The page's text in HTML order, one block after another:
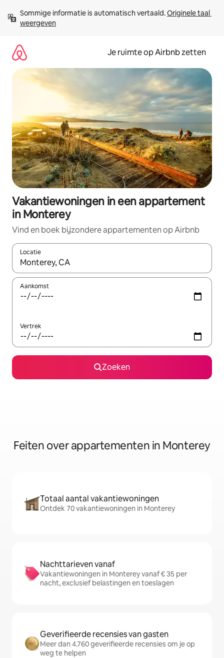
direct
naar
Sommige informatie is automatisch vertaald. Originele taal
weergeven
Je ruimte op Airbnb zetten
Vakantiewoningen in een appartement
in Monterey
Vind en boek bijzondere appartementen op Airbnb
Locatie
Wanneer er suggesties beschikbaar zijn, maak je een keuze
Aankomst
Vertrek
Zoeken
Feiten over appartementen in Monterey
Totaal aantal vakantiewoningen
Ontdek 70 vakantiewoningen in Monterey
Nachttarieven vanaf
Vakantiewoningen in Monterey vanaf € 35 per
nacht, exclusief belastingen en toeslagen
Geverifieerde recensies van gasten
Meer dan 4.760 geverifieerde recensies om je op
weg te helpen